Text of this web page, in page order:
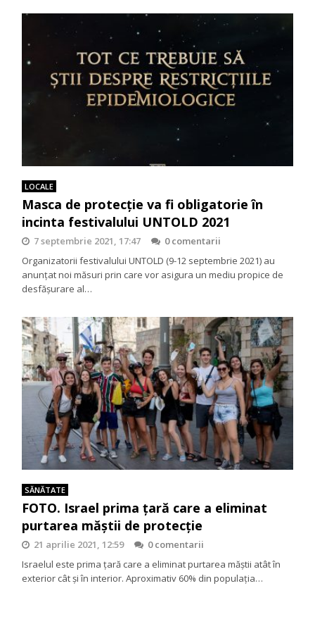
LOCALE
Masca de protecție va fi obligatorie în
incinta festivalului UNTOLD 2021
7 septembrie 2021, 17:47
0 comentarii
Organizatorii festivalului UNTOLD (9-12 septembrie 2021) au
anunțat noi măsuri prin care vor asigura un mediu propice de
desfășurare al…
SĂNĂTATE
FOTO. Israel prima țară care a eliminat
purtarea măștii de protecție
21 aprilie 2021, 12:59
0 comentarii
Israelul este prima țară care a eliminat purtarea măștii atât în
exterior cât și în interior. Aproximativ 60% din populația…